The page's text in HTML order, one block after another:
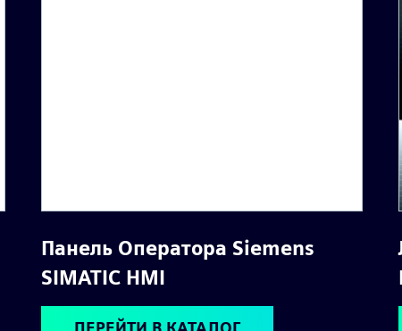
Панель Оператора Siemens
SIMATIC HMI